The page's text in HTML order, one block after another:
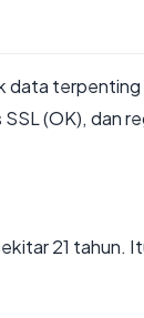
data terpenting
(OK), dan
21 tahun.